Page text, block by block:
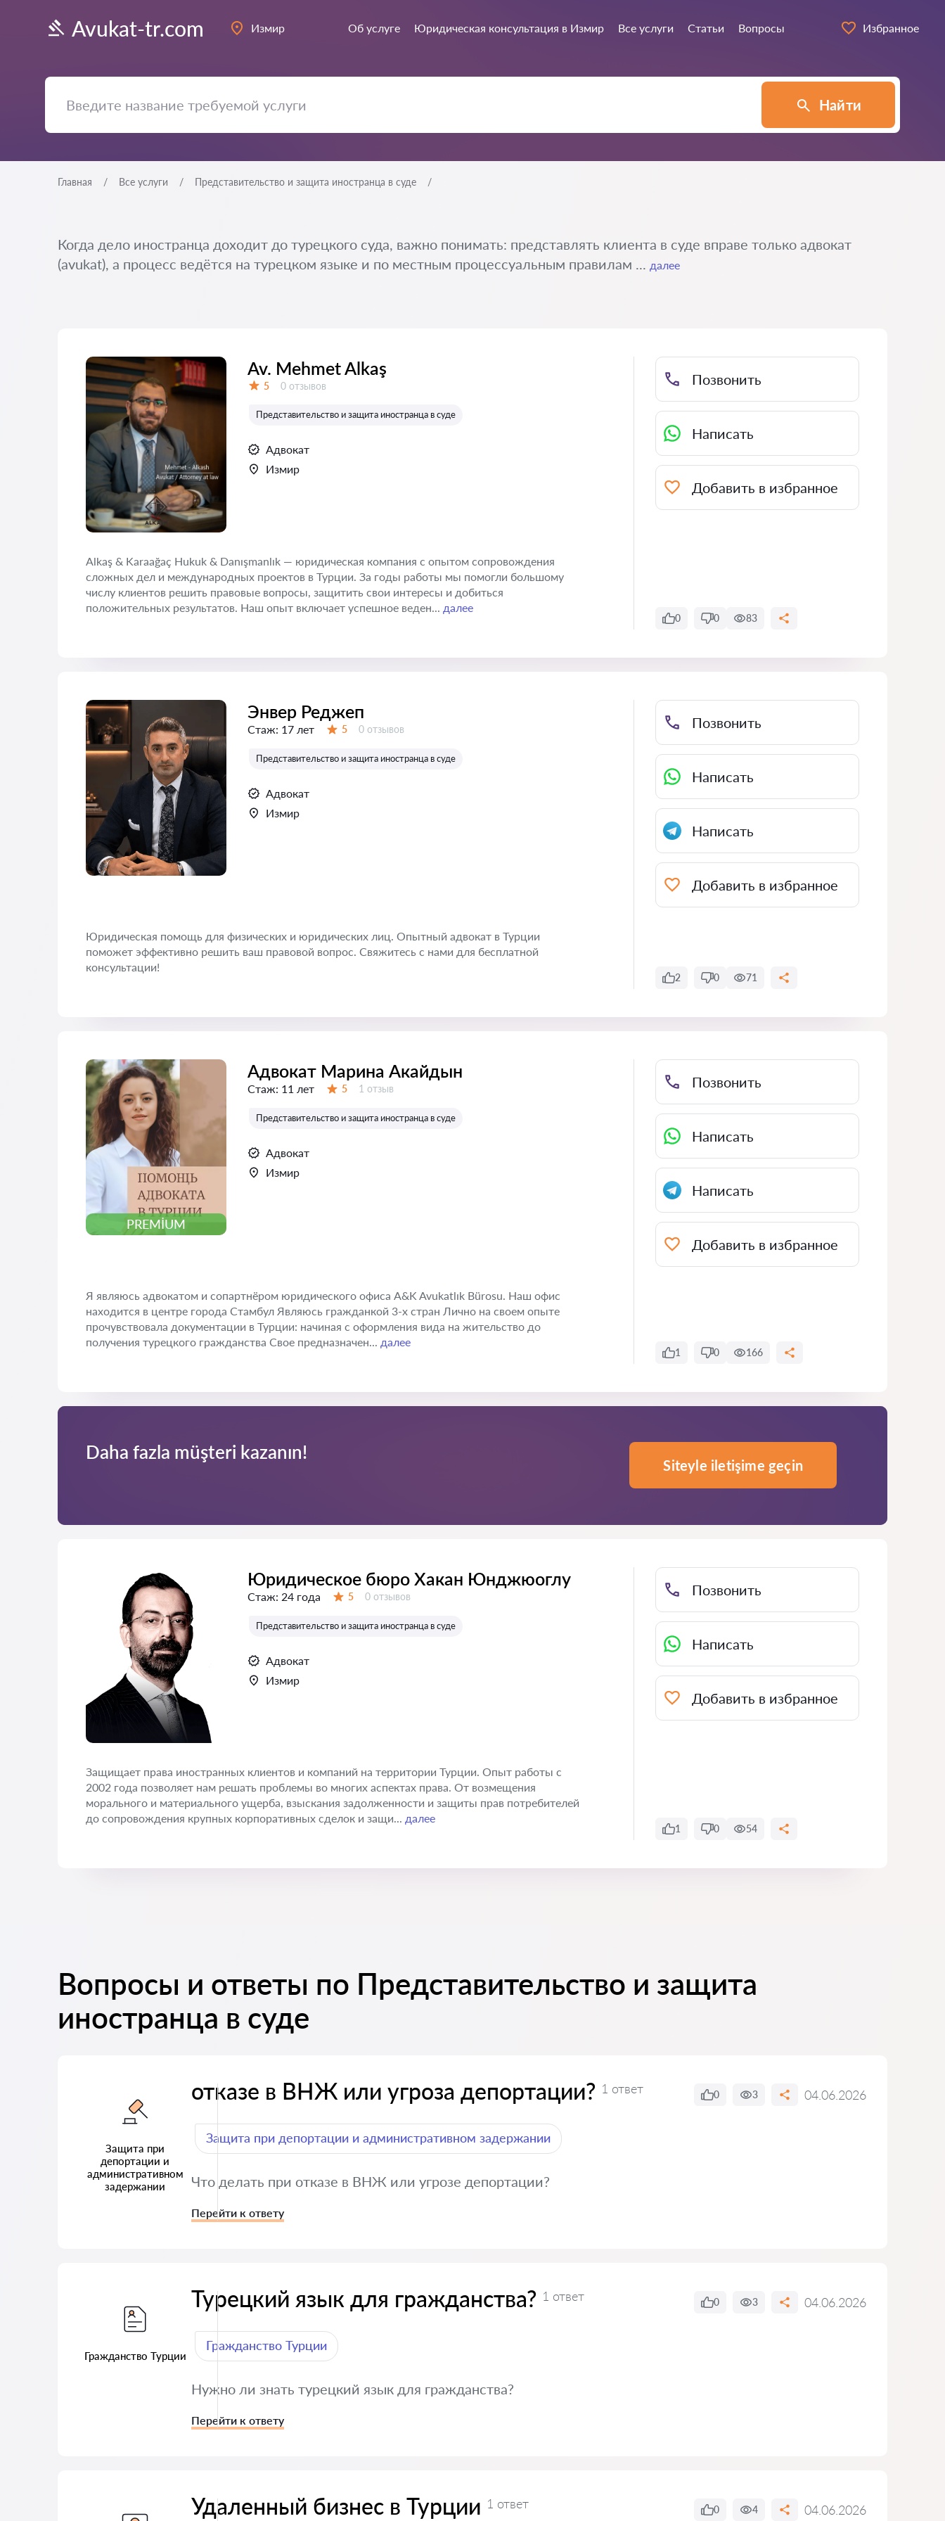
Avukat-tr.com Измир Об услуге Юридическая консультация в Измир Все услуги Статьи Вопросы Избранное
Найти
Главная Все услуги Представительство и защита иностранца в суде
Когда дело иностранца доходит до турецкого суда, важно понимать: представлять клиента в суде вправе только адвокат
(avukat), а процесс ведётся на турецком языке и по местным процессуальным правилам ... далее
Av. Mehmet Alkaş
5 Отзывов:
0 отзывов
Представительство и защита иностранца в суде
Адвокат
Измир
Alkaş & Karaağaç Hukuk & Danışmanlık — юридическая компания с опытом сопровождения
сложных дел и международных проектов в Турции. За годы работы мы помогли большому
числу клиентов решить правовые вопросы, защитить свои интересы и добиться
положительных результатов. Наш опыт включает успешное веден... далее
Позвонить
Написать
Добавить в избранное
0 0 83
Энвер Реджеп
Стаж: 17 лет 5 Отзывов:
0 отзывов
Представительство и защита иностранца в суде
Адвокат
Измир
Юридическая помощь для физических и юридических лиц. Опытный адвокат в Турции
поможет эффективно решить ваш правовой вопрос. Свяжитесь с нами для бесплатной
консультации!
Позвонить
Написать
Написать
Добавить в избранное
2 0 71
PREMIUM
Адвокат Марина Акайдын
Стаж: 11 лет 5 Отзывов:
1 отзыв
Представительство и защита иностранца в суде
Адвокат
Измир
Я являюсь адвокатом и сопартнёром юридического офиса A&K Avukatlık Bürosu. Наш офис
находится в центре города Стамбул Являюсь гражданкой 3-х стран Лично на своем опыте
прочувствовала документации в Турции: начиная с оформления вида на жительство до
получения турецкого гражданства Свое предназначен... далее
Позвонить
Написать
Написать
Добавить в избранное
1 0 166
Daha fazla müşteri kazanın!
Siteyle iletişime geçin
Юридическое бюро Хакан Юнджюоглу
Стаж: 24 года 5 Отзывов:
0 отзывов
Представительство и защита иностранца в суде
Адвокат
Измир
Защищает права иностранных клиентов и компаний на территории Турции. Опыт работы с
2002 года позволяет нам решать проблемы во многих аспектах права. От возмещения
морального и материального ущерба, взыскания задолженности и защиты прав потребителей
до сопровождения крупных корпоративных сделок и защи... далее
Позвонить
Написать
Добавить в избранное
1 0 54
Вопросы и ответы по Представительство и защита
иностранца в суде
Защита при
депортации и
административном
задержании
отказе в ВНЖ или угроза депортации? 1 ответ 0 3 04.06.2026
Защита при депортации и административном задержании
Что делать при отказе в ВНЖ или угрозе депортации?
Перейти к ответу
Гражданство Турции
Турецкий язык для гражданства? 1 ответ 0 3 04.06.2026
Гражданство Турции
Нужно ли знать турецкий язык для гражданства?
Перейти к ответу
Удаленный бизнес в Турции 1 ответ 0 4 04.06.2026